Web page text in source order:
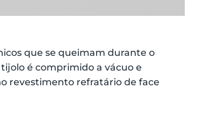
que se queimam durante o
é comprimido a vácuo e
revestimento refratário de face